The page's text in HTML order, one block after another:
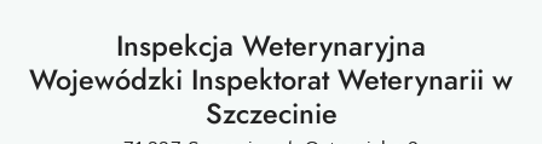
Inspekcja Weterynaryjna
Wojewódzki Inspektorat Weterynarii w
Szczecinie